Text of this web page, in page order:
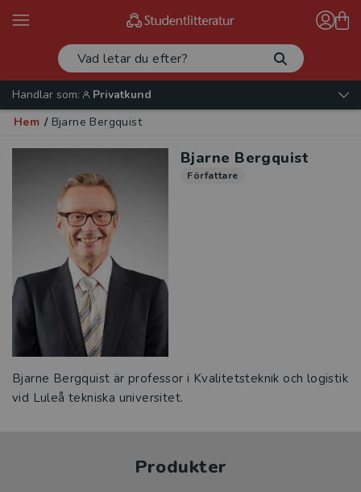
Handlar som:
Privatkund
Hem / Bjarne Bergquist
Bjarne Bergquist
Författare
Bjarne Bergquist är professor i Kvalitetsteknik och logistik
vid Luleå tekniska universitet.
Produkter